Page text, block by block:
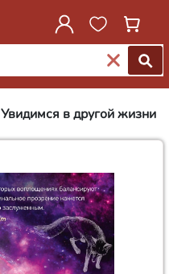
Увидимся в другой жизни